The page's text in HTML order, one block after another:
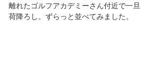
離れたゴルフアカデミーさん付近で一旦
荷降ろし。ずらっと並べてみました。